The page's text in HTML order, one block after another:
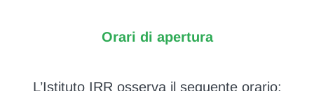
Orari di apertura
L’Istituto IRR osserva il seguente orario: